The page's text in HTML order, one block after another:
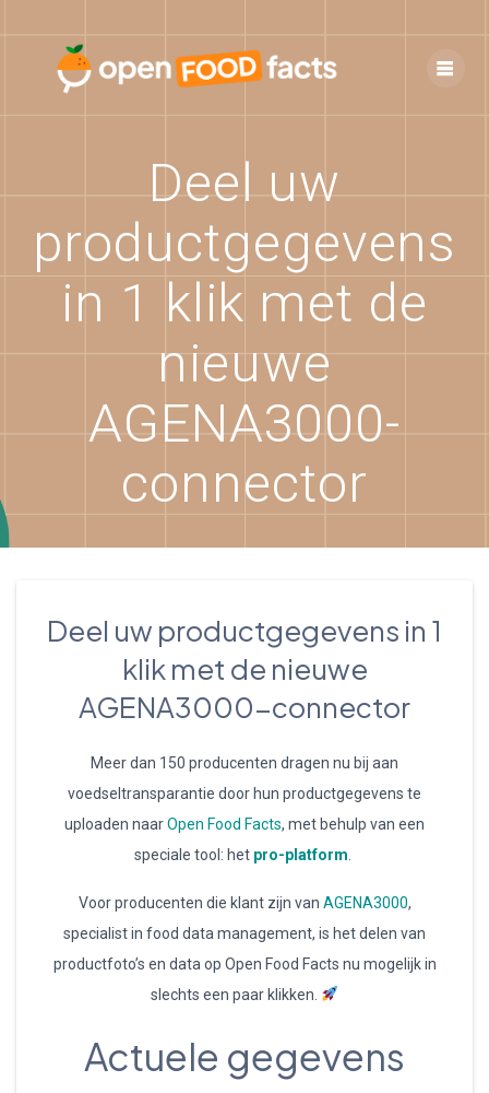
content
Deel uw
productgegevens
in 1 klik met de
nieuwe
AGENA3000-
connector
Deel uw productgegevens in 1
klik met de nieuwe
AGENA3000-connector
Meer dan 150 producenten dragen nu bij aan
voedseltransparantie door hun productgegevens te
uploaden naarOpen Food Facts, met behulp van een
speciale tool: het pro-platform
Voor producenten die klant zijn van AGENA3000,
specialist in food data management, is het delen van
productfoto’s en data op Open Food Facts nu mogelijk in
slechts een paar klikken.
Actuele gegevens